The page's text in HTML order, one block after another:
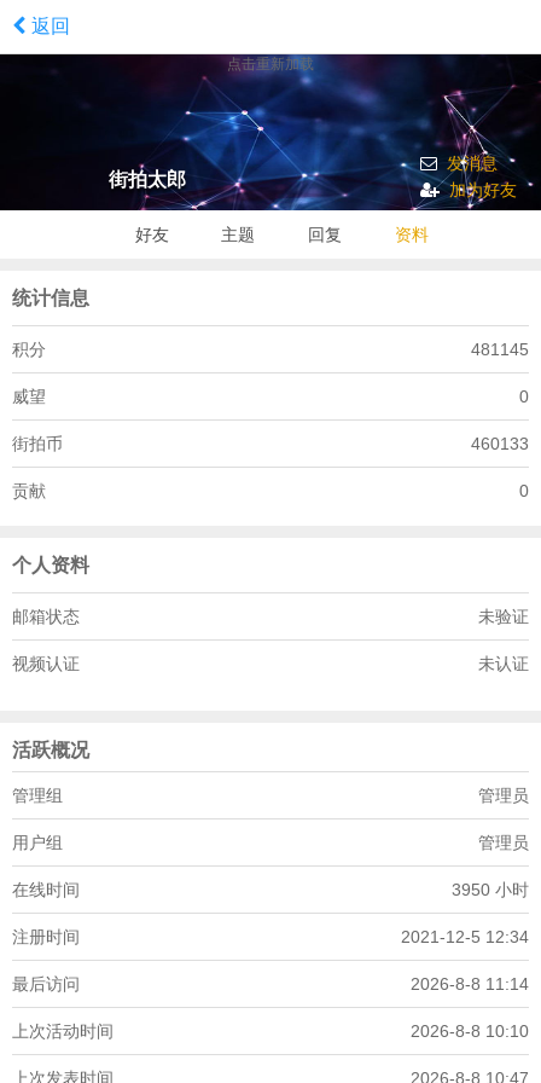
返回
点击重新加载
街拍太郎
发消息
加为好友
好友 主题 回复 资料
统计信息
积分 481145
威望 0
街拍币 460133
贡献 0
个人资料
邮箱状态 未验证
视频认证 未认证
活跃概况
管理组 管理员
用户组 管理员
在线时间 3950 小时
注册时间 2021-12-5 12:34
最后访问 2026-8-8 11:14
上次活动时间 2026-8-8 10:10
上次发表时间 2026-8-8 10:47